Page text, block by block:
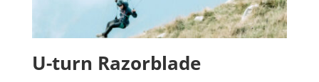
U-turn Razorblade